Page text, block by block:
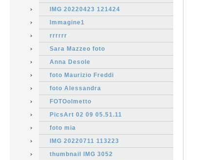
IMG 20220423 121424
Immagine1
rrrrrr
Sara Mazzeo foto
Anna Desole
foto Maurizio Freddi
foto Alessandra
FOTOolmetto
PicsArt 02 09 05.51.11
foto mia
IMG 20220711 113223
thumbnail IMG 3052